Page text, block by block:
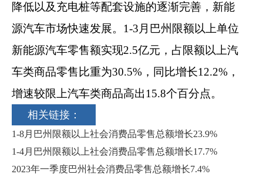
降低以及充电桩等配套设施的逐渐完善，新能
源汽车市场快速发展。 1-3 月巴州限额以上单位
新能源汽车零售额实现2.5亿元， 占限额以上汽
车类商品零售比重为30.5% ，同比增长12.2% ，
增速较限上汽车类商品高出15.8个百分点。
相关链接：
1-8月巴州限额以上社会消费品零售总额增长23.9%
1-4月巴州限额以上社会消费品零售总额增长17.7%
2023年一季度巴州社会消费品零售总额增长7.4%